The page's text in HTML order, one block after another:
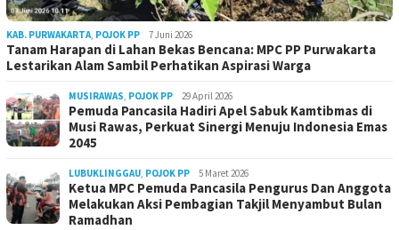
KAB. PURWAKARTA, POJOK PP 7 Juni 2026
Tanam Harapan di Lahan Bekas Bencana: MPC PP Purwakarta
Lestarikan Alam Sambil Perhatikan Aspirasi Warga
MUSIRAWAS, POJOK PP 29 April 2026
Pemuda Pancasila Hadiri Apel Sabuk Kamtibmas di
Musi Rawas, Perkuat Sinergi Menuju Indonesia Emas
2045
LUBUKLINGGAU, POJOK PP 5 Maret 2026
Ketua MPC Pemuda Pancasila Pengurus Dan Anggota
Melakukan Aksi Pembagian Takjil Menyambut Bulan
Ramadhan